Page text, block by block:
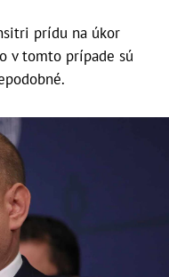
prídu na úkor
v tomto prípade sú